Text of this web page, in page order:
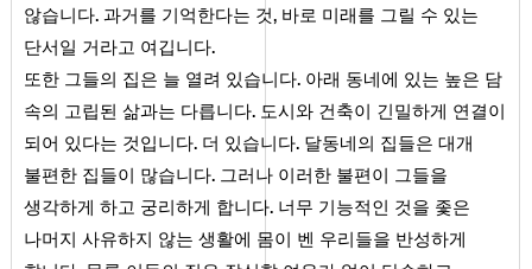
않습니다. 과거를 기억한다는 것, 바로 미래를 그릴 수 있는
단서일 거라고 여깁니다.
또한 그들의 집은 늘 열려 있습니다. 아래 동네에 있는 높은 담
속의 고립된 삶과는 다릅니다. 도시와 건축이 긴밀하게 연결이
되어 있다는 것입니다. 더 있습니다. 달동네의 집들은 대개
불편한 집들이 많습니다. 그러나 이러한 불편이 그들을
생각하게 하고 궁리하게 합니다. 너무 기능적인 것을 좇은
나머지 사유하지 않는 생활에 몸이 벤 우리들을 반성하게